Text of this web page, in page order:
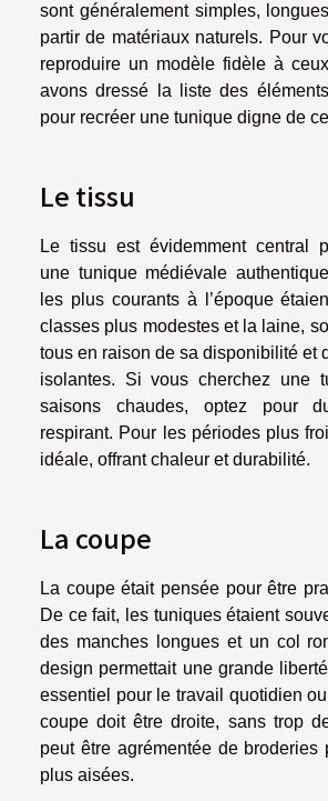
sont généralement simples,
partir de matériaux naturels. Pour
reproduire un modèle fidèle à
avons dressé la liste des
pour recréer une tunique digne de
Le tissu
Le tissu est évidemment central
une tunique médiévale
les plus courants à l’époque
classes plus modestes et la laine,
tous en raison de sa disponibilité et
isolantes. Si vous cherchez une
saisons chaudes, optez pour
respirant. Pour les périodes plus
idéale, offrant chaleur et durabilité.
La coupe
La coupe était pensée pour être
De ce fait, les tuniques étaient
des manches longues et un col
design permettait une grande
essentiel pour le travail quotidien
coupe doit être droite, sans trop
peut être agrémentée de broderies
plus aisées.